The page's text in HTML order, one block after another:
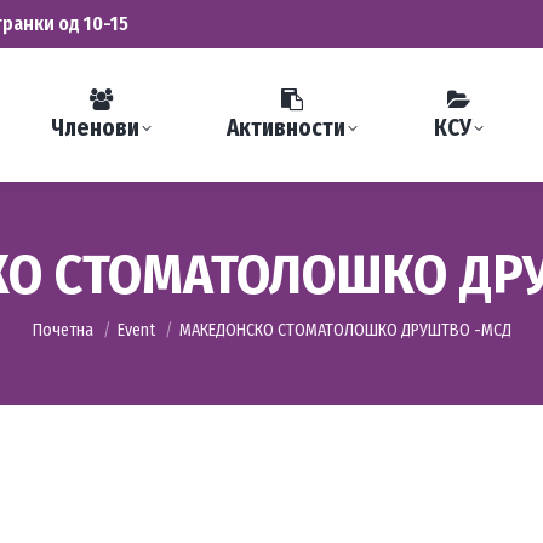
од 10-15
Членови Активности КСУ
СТОМАТОЛОШКО
You are here:
Почетна Event МАКЕДОНСКО СТОМАТОЛОШКО ДРУШТВО -МСД